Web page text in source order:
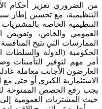
من الضروري تعزيز أحكام
التنظيمية، مع تحسين إطار
التنظيمية الخاصة
العمومي والخاص، وتفويض
الممارسات التي تتيح
الحكومية (الدولة والسلطات
أمر مهم لتوفير التأمينات
العارضون الأجانب معاملة
الاستثمارية الكبرى أو حتى
يجب رفع الحصص الممنوحة